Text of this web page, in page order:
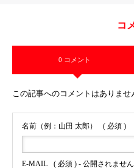
コ
0 コメント
この記事へのコメントはありませ
名前（例：山田 太郎） ( 必須 )
E-MAIL ( 必須 ) - 公開されませ